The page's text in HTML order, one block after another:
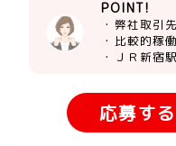
POINT!
・弊社取引
・比較的稼
・ＪＲ新宿
応募す